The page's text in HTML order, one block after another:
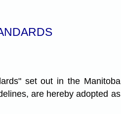
set out in the Manitoba
are hereby adopted as